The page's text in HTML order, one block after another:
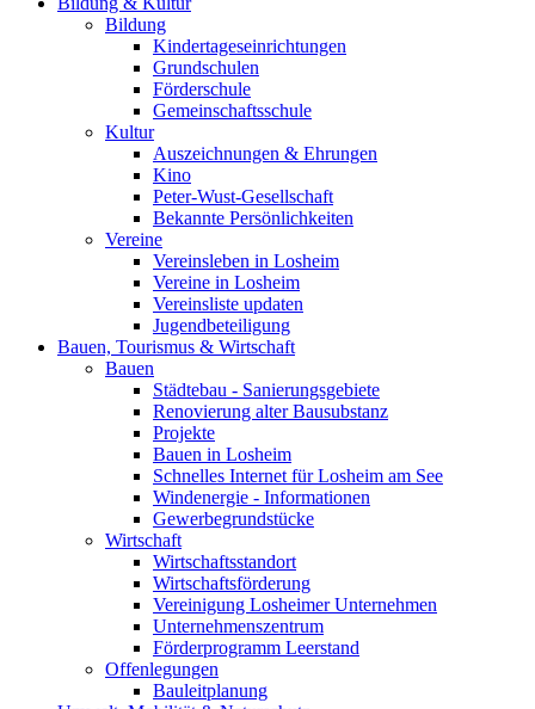
Bildung
Kindertageseinrichtungen
Grundschulen
Förderschule
Gemeinschaftsschule
Kultur
Auszeichnungen & Ehrungen
Kino
Peter-Wust-Gesellschaft
Bekannte Persönlichkeiten
Vereine
Vereinsleben in Losheim
Vereine in Losheim
Vereinsliste updaten
Jugendbeteiligung
Bauen, Tourismus & Wirtschaft
Bauen
Städtebau - Sanierungsgebiete
Renovierung alter Bausubstanz
Projekte
Bauen in Losheim
Schnelles Internet für Losheim am See
Windenergie - Informationen
Gewerbegrundstücke
Wirtschaft
Wirtschaftsstandort
Wirtschaftsförderung
Vereinigung Losheimer Unternehmen
Unternehmenszentrum
Förderprogramm Leerstand
Offenlegungen
Bauleitplanung